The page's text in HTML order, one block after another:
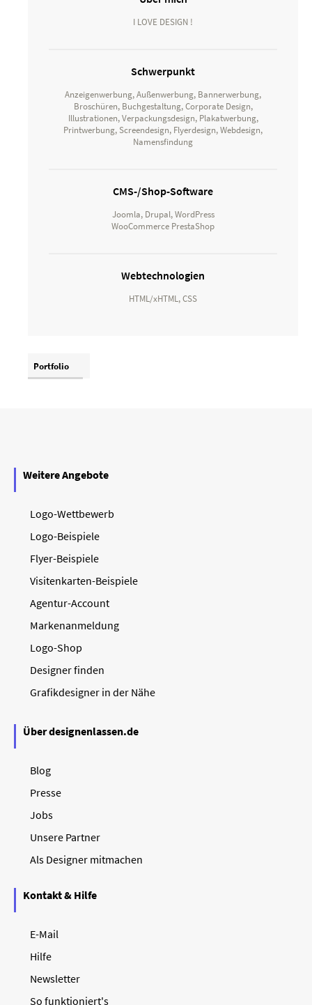
I LOVE DESIGN !
Schwerpunkt
Anzeigenwerbung, Außenwerbung, Bannerwerbung,
Broschüren, Buchgestaltung, Corporate Design,
Illustrationen, Verpackungsdesign, Plakatwerbung,
Printwerbung, Screendesign, Flyerdesign, Webdesign,
Namensfindung
CMS-/Shop-Software
Joomla, Drupal, WordPress
WooCommerce PrestaShop
Webtechnologien
HTML/xHTML, CSS
Portfolio
Weitere Angebote
Logo-Wettbewerb
Logo-Beispiele
Flyer-Beispiele
Visitenkarten-Beispiele
Agentur-Account
Markenanmeldung
Logo-Shop
Designer finden
Grafikdesigner in der Nähe
Über designenlassen.de
Blog
Presse
Jobs
Unsere Partner
Als Designer mitmachen
Kontakt & Hilfe
E-Mail
Hilfe
Newsletter
So funktioniert's